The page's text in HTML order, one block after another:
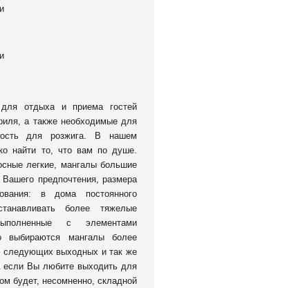
отдыха и приема гостей
а также необходимые для
для розжига.
В нашем
найти то, что вам по душе.
легкие, мангалы большие
предпочтения, размера
в дома постоянного
более тяжелые
с элементами
выбираются мангалы более
следующих выходных и так же
если Вы любите выходить для
будет, несомненно, складной